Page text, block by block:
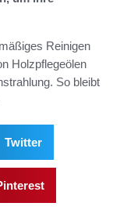
Reinigen
Holzpflegeölen
So bleibt
Twitter